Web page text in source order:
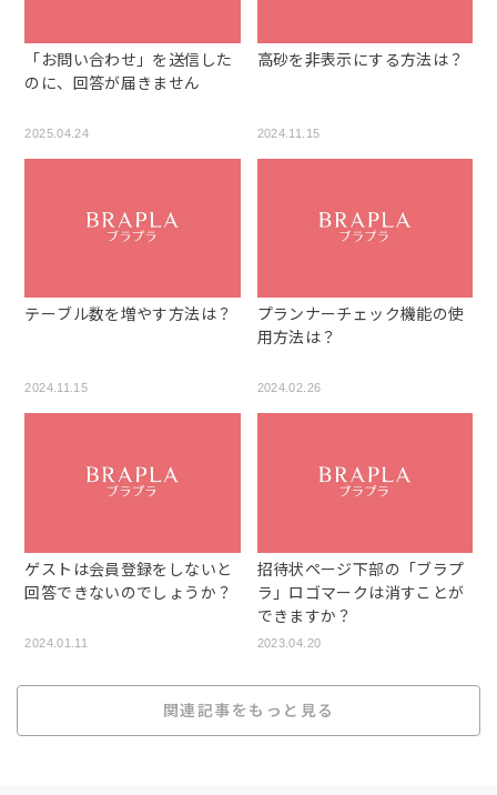
「お問い合わせ」を送信した
のに、回答が届きません
2025.04.24
高砂を非表示にする方法は？
2024.11.15
テーブル数を増やす方法は？
2024.11.15
プランナーチェック機能の使
用方法は？
2024.02.26
ゲストは会員登録をしないと
回答できないのでしょうか？
2024.01.11
招待状ページ下部の「ブラプ
ラ」ロゴマークは消すことが
できますか？
2023.04.20
関連記事をもっと見る